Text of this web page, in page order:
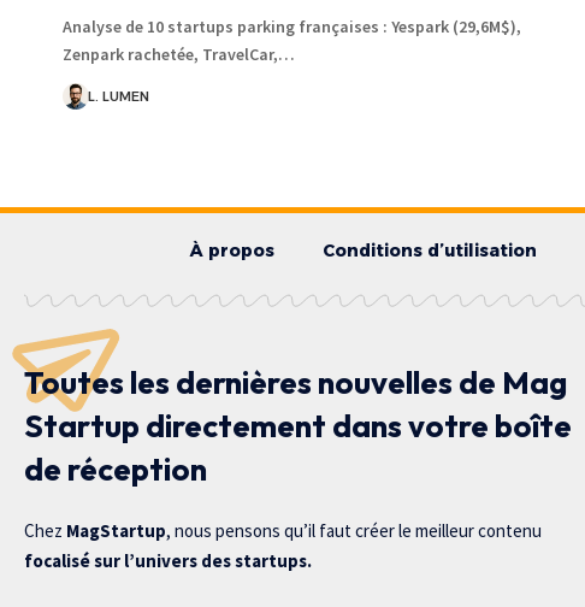
Analyse de 10 startups parking françaises : Yespark (29,6M$),
Zenpark rachetée, TravelCar,…
L. LUMEN
À propos Conditions d’utilisation
Toutes les dernières nouvelles de Mag
Startup directement dans votre boîte
de réception
Chez MagStartup, nous pensons qu’il faut créer le meilleur contenu
focalisé sur l’univers des startups.